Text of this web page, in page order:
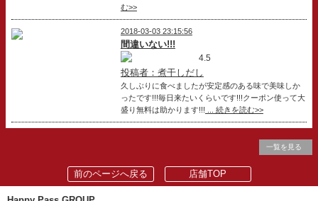
む>>
2018-03-03 23:15:56
間違いない!!!
4.5
投稿者：煮干しだし
久しぶりに食べましたが安定感のある味で美味しか
ったです!!!毎日来たいくらいです!!!クーポン使って大
盛り無料は助かります!!! ... 続きを読む>>
一覧を見る
前のページへ戻る 店舗TOP